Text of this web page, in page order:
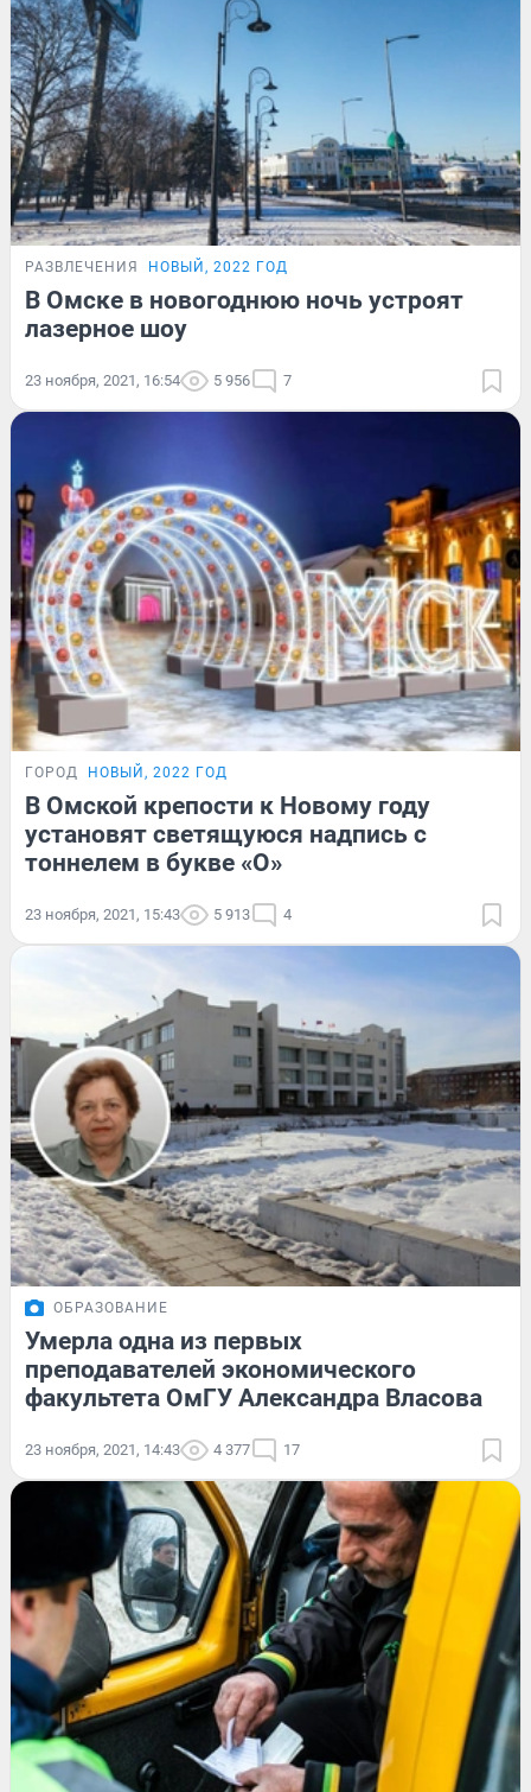
РАЗВЛЕЧЕНИЯ НОВЫЙ, 2022 ГОД
В Омске в новогоднюю ночь устроят
лазерное шоу
23 ноября, 2021, 16:54 5 956 7
ГОРОД НОВЫЙ, 2022 ГОД
В Омской крепости к Новому году
установят светящуюся надпись с
тоннелем в букве «О»
23 ноября, 2021, 15:43 5 913 4
ОБРАЗОВАНИЕ
Умерла одна из первых
преподавателей экономического
факультета ОмГУ Александра Власова
23 ноября, 2021, 14:43 4 377 17